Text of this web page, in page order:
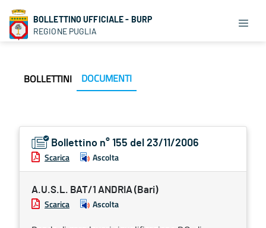
BOLLETTINO UFFICIALE - BURP
REGIONE PUGLIA
BOLLETTINI DOCUMENTI
Bollettino n° 155 del 23/11/2006
Scarica Ascolta
A.U.S.L. BAT/1 ANDRIA (Bari)
Scarica Ascolta